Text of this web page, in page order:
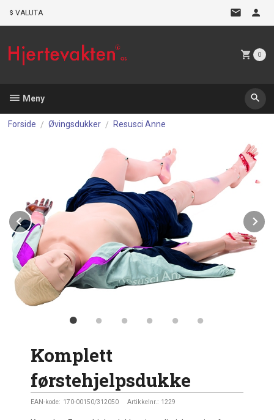
VALUTA
0
Meny
Forside Øvingsdukker Resusci Anne
Prev
Komplett
førstehjelpsdukke
EAN-kode: 170-00150/312050 Artikkelnr.: 1229